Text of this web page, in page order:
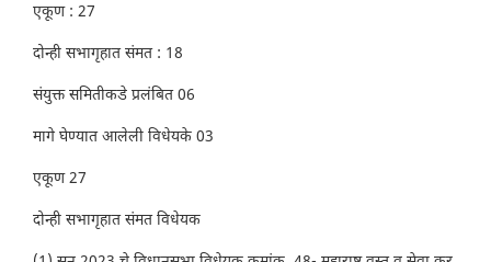
एकूण : 27
दोन्ही सभागृहात संमत : 18
संयुक्त समितीकडे प्रलंबित 06
मागे घेण्यात आलेली विधेयके 03
एकूण 27
दोन्ही सभागृहात संमत विधेयक